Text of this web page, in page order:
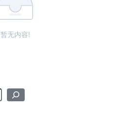
暂无内容!